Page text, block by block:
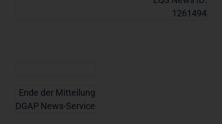
1261494
Ende der Mitteilung
DGAP News-Service